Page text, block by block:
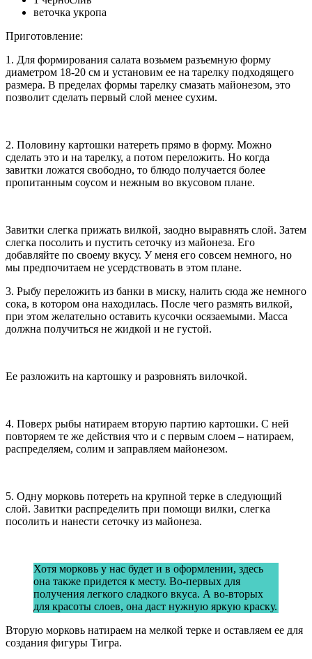
веточка укропа
Приготовление:
1. Для формирования салата возьмем разъемную форму
диаметром 18-20 см и установим ее на тарелку подходящего
размера. В пределах формы тарелку смазать майонезом, это
позволит сделать первый слой менее сухим.
2. Половину картошки натереть прямо в форму. Можно
сделать это и на тарелку, а потом переложить. Но когда
завитки ложатся свободно, то блюдо получается более
пропитанным соусом и нежным во вкусовом плане.
Завитки слегка прижать вилкой, заодно выравнять слой. Затем
слегка посолить и пустить сеточку из майонеза. Его
добавляйте по своему вкусу. У меня его совсем немного, но
мы предпочитаем не усердствовать в этом плане.
3. Рыбу переложить из банки в миску, налить сюда же немного
сока, в котором она находилась. После чего размять вилкой,
при этом желательно оставить кусочки осязаемыми. Масса
должна получиться не жидкой и не густой.
Ее разложить на картошку и разровнять вилочкой.
4. Поверх рыбы натираем вторую партию картошки. С ней
повторяем те же действия что и с первым слоем – натираем,
распределяем, солим и заправляем майонезом.
5. Одну морковь потереть на крупной терке в следующий
слой. Завитки распределить при помощи вилки, слегка
посолить и нанести сеточку из майонеза.
Хотя морковь у нас будет и в оформлении, здесь
она также придется к месту. Во-первых для
получения легкого сладкого вкуса. А во-вторых
для красоты слоев, она даст нужную яркую краску.
Вторую морковь натираем на мелкой терке и оставляем ее для
создания фигуры Тигра.